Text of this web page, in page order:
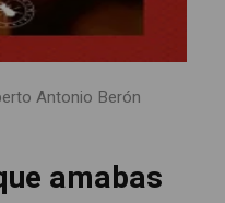
Antonio Berón
amabas